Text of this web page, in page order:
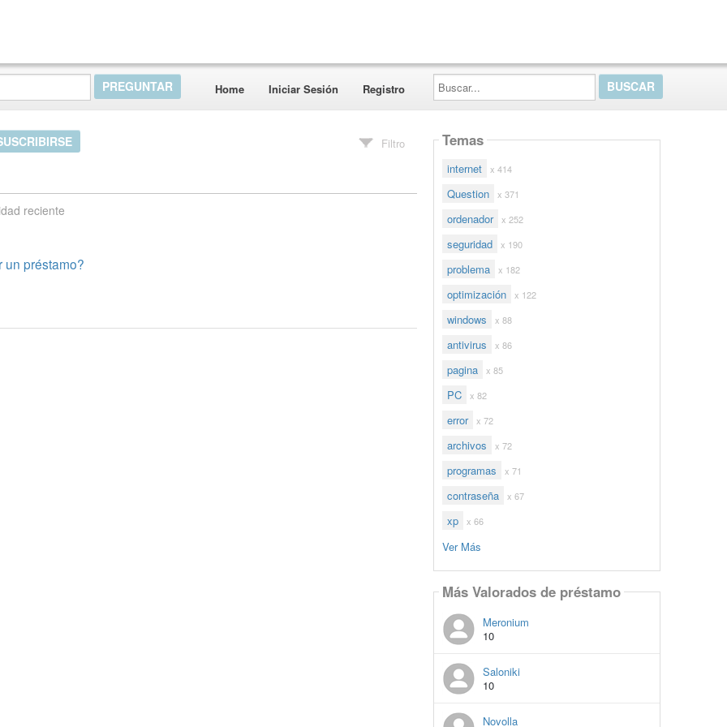
Home Iniciar Sesión Registro
Buscar...
Filtro
reciente
un préstamo?
Temas
internet x 414
Question x 371
ordenador x 252
seguridad x 190
problema x 182
optimización x 122
windows x 88
antivirus x 86
pagina x 85
PC x 82
error x 72
archivos x 72
programas x 71
contraseña x 67
xp x 66
Ver Más
Más Valorados de préstamo
Meronium
10
Saloniki
10
Novolla